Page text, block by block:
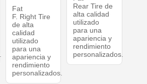
Fat
F. Right Tire
de alta
calidad
utilizado
para una
apariencia y
rendimiento
personalizados.
Rear Tire de
alta calidad
utilizado
para una
apariencia y
rendimiento
personalizados.